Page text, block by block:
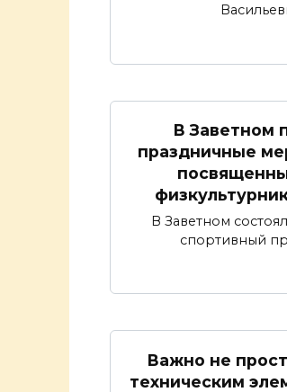
В Заветном
праздничные
В Заветном
спортивный
Важно не
техническим